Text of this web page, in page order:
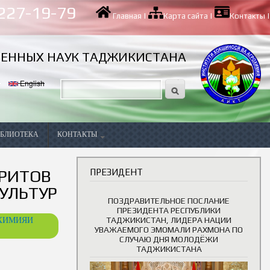
227-19-79 Главная | Карта сайта | Контакты|
НАУК ТАДЖИКИСТАНА
English
КОНТАКТЫ
ПРЕЗИДЕНТ
ПОЗДРАВИТЕЛЬНОЕ ПОСЛАНИЕ
ПРЕЗИДЕНТА РЕСПУБЛИКИ
ТАДЖИКИСТАН, ЛИДЕРА НАЦИИ
УВАЖАЕМОГО ЭМОМАЛИ РАХМОНА ПО
СЛУЧАЮ ДНЯ МОЛОДЁЖИ
ТАДЖИКИСТАНА